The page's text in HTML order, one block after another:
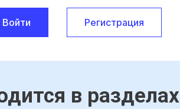
Войти Регистрация
в разделах